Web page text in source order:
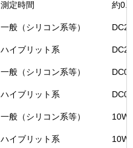
測定時間 約
一般（シリコン系等）
ハイブリット系
一般（シリコン系等）
ハイブリット系
一般（シリコン系等） 10W
ハイブリット系 10W